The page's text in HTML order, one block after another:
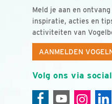
Meld je aan en ontvang
inspiratie, acties en
activiteiten van
AANMELDEN
Volg ons via